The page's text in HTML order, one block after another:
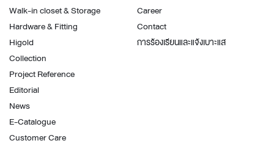
Walk-in closet & Storage
Hardware & Fitting
Higold
Collection
Project Reference
Editorial
News
E-Catalogue
Customer Care
Career
Contact
การร้องเรียนและแจ้งเบาะแส